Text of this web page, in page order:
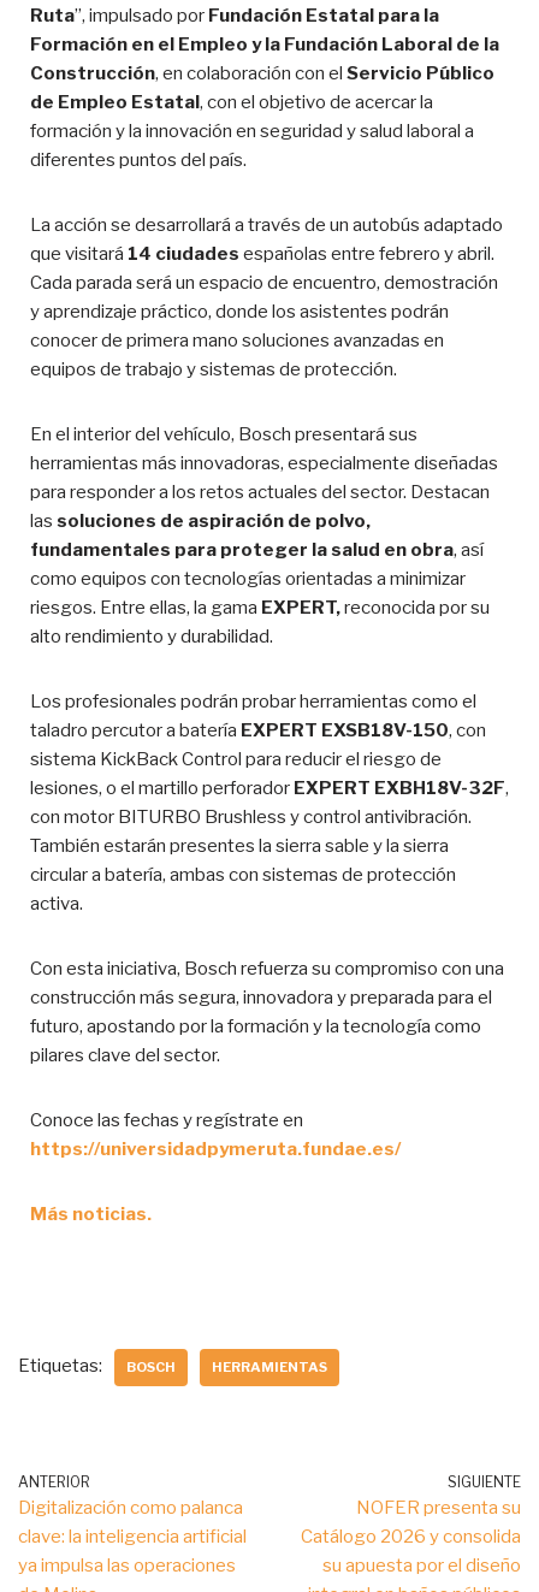
Ruta”, impulsado por Fundación Estatal para la
Formación en el Empleo y la Fundación Laboral de la
Construcción, en colaboración con el Servicio Público
de Empleo Estatal, con el objetivo de acercar la
formación y la innovación en seguridad y salud laboral a
diferentes puntos del país.
La acción se desarrollará a través de un autobús adaptado
que visitará 14 ciudades españolas entre febrero y abril.
Cada parada será un espacio de encuentro, demostración
y aprendizaje práctico, donde los asistentes podrán
conocer de primera mano soluciones avanzadas en
equipos de trabajo y sistemas de protección.
En el interior del vehículo, Bosch presentará sus
herramientas más innovadoras, especialmente diseñadas
para responder a los retos actuales del sector. Destacan
las soluciones de aspiración de polvo,
fundamentales para proteger la salud en obra, así
como equipos con tecnologías orientadas a minimizar
riesgos. Entre ellas, la gama EXPERT,reconocida por su
alto rendimiento y durabilidad.
Los profesionales podrán probar herramientas como el
taladro percutor a batería EXPERT EXSB18V-150, con
sistema KickBack Control para reducir el riesgo de
lesiones, o el martillo perforador EXPERT EXBH18V-32F,
con motor BITURBO Brushless y control antivibración.
También estarán presentes la sierra sable y la sierra
circular a batería, ambas con sistemas de protección
activa.
Con esta iniciativa, Bosch refuerza su compromiso con una
construcción más segura, innovadora y preparada para el
futuro, apostando por la formación y la tecnología como
pilares clave del sector.
Conoce las fechas y regístrate en
https://universidadpymeruta.fundae.es/
Más noticias.
Etiquetas: BOSCH HERRAMIENTAS
ANTERIOR
Digitalización como palanca
clave: la inteligencia artificial
ya impulsa las operaciones
SIGUIENTE
NOFER presenta su
Catálogo 2026 y consolida
su apuesta por el diseño